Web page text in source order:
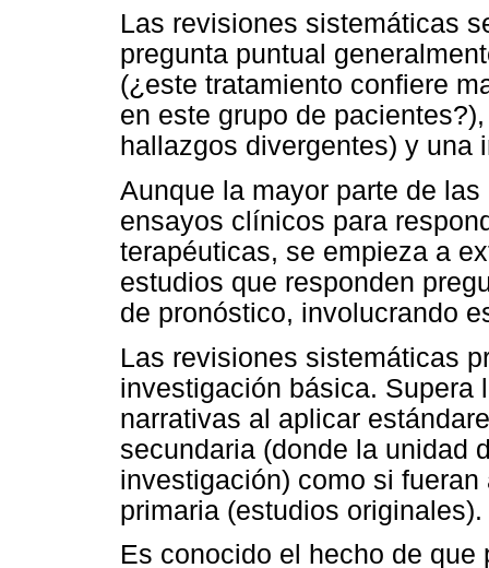
Las revisiones sistemáticas
pregunta puntual
(¿este tratamiento confiere
en este grupo de
hallazgos divergentes) y una
Aunque la mayor parte de
ensayos clínicos para
terapéuticas, se empieza a
estudios que responden
de pronóstico, involucrando
Las revisiones sistemáticas
investigación básica. Supera
narrativas al aplicar
secundaria (donde la unidad
investigación) como si
primaria (estudios originales).
Es conocido el hecho de